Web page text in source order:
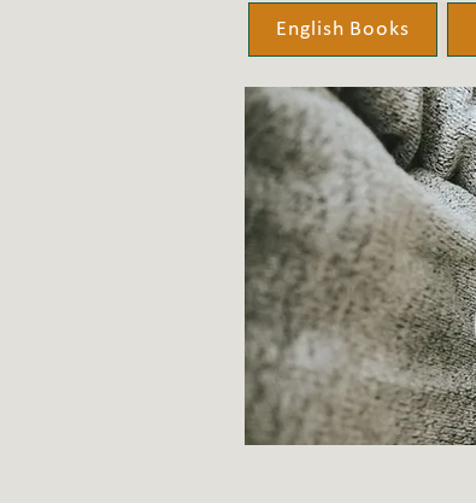
English Books